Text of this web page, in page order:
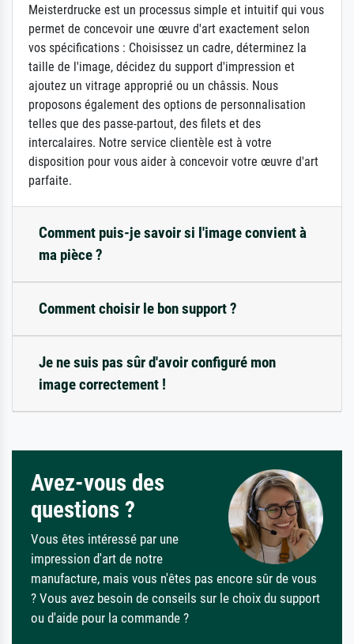
Meisterdrucke est un processus simple et intuitif qui vous
permet de concevoir une œuvre d'art exactement selon
vos spécifications : Choisissez un cadre, déterminez la
taille de l'image, décidez du support d'impression et
ajoutez un vitrage approprié ou un châssis. Nous
proposons également des options de personnalisation
telles que des passe-partout, des filets et des
intercalaires. Notre service clientèle est à votre
disposition pour vous aider à concevoir votre œuvre d'art
parfaite.
Comment puis-je savoir si l'image convient à
ma pièce ?
Comment choisir le bon support ?
Je ne suis pas sûr d'avoir configuré mon
image correctement !
Avez-vous des
questions ?
Vous êtes intéressé par une
impression d'art de notre
manufacture, mais vous n'êtes pas encore sûr de vous
? Vous avez besoin de conseils sur le choix du support
ou d'aide pour la commande ?